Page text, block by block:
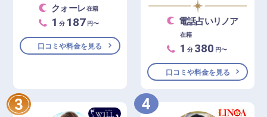
クォーレ在籍
1 分 187 円〜
口コミや料金を見る
電話占いリノア
在籍
1 分 380 円〜
口コミや料金を見る
3 4